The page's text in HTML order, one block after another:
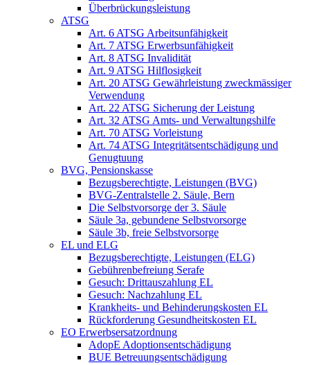
Überbrückungsleistung
ATSG
Art. 6 ATSG Arbeitsunfähigkeit
Art. 7 ATSG Erwerbsunfähigkeit
Art. 8 ATSG Invalidität
Art. 9 ATSG Hilflosigkeit
Art. 20 ATSG Gewährleistung zweckmässiger
Verwendung
Art. 22 ATSG Sicherung der Leistung
Art. 32 ATSG Amts- und Verwaltungshilfe
Art. 70 ATSG Vorleistung
Art. 74 ATSG Integritätsentschädigung und
Genugtuung
BVG, Pensionskasse
Bezugsberechtigte, Leistungen (BVG)
BVG-Zentralstelle 2. Säule, Bern
Die Selbstvorsorge der 3. Säule
Säule 3a, gebundene Selbstvorsorge
Säule 3b, freie Selbstvorsorge
EL und ELG
Bezugsberechtigte, Leistungen (ELG)
Gebührenbefreiung Serafe
Gesuch: Drittauszahlung EL
Gesuch: Nachzahlung EL
Krankheits- und Behinderungskosten EL
Rückforderung Gesundheitskosten EL
EO Erwerbsersatzordnung
AdopE Adoptionsentschädigung
BUE Betreuungsentschädigung